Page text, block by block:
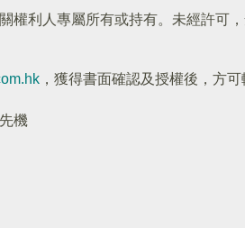
權利人專屬所有或持有。未經許可，
，獲得書面確認及授權後，方可
機